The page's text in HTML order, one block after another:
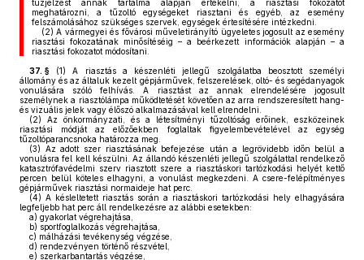
tűzjelzést annak tartalma alapján értékelni, a riasztási fokozatot
meghatározni, a tűzoltó egységeket riasztani és egyéb, az esemény
felszámolásához szükséges szervek, egységek értesítésére intézkedni.
(2) A vármegyei és fővárosi műveletirányító ügyeletes jogosult az esemény
riasztási fokozatának minősítéséig – a beérkezett információk alapján – a
riasztási fokozatot módosítani.
37. § (1)
A riasztás a készenléti jellegű szolgálatba beosztott személyi
állomány és az általuk kezelt gépjárművek, felszerelések, oltó- és segédanyagok
vonulására szóló felhívás. A riasztást az annak elrendelésére jogosult
személynek a riasztólámpa működtetését követően az arra rendszeresített hang-
és vizuális jelek vagy élőszó alkalmazásával kell elrendelni.
(2) Az önkormányzati, és a létesítményi tűzoltóság erőinek, eszközeinek
riasztási módját az előzőekben foglaltak figyelembevételével az egység
tűzoltóparancsnoka határozza meg.
(3) Az adott szer riasztásának befejezése után a legrövidebb időn belül a
vonulásra fel kell készülni. Az állandó készenléti jellegű szolgálattal rendelkező
katasztrófavédelmi szerv riasztott szere a riasztáskori tartózkodási helyét kettő
percen belül köteles elhagyni, a vonulást megkezdeni. A csere-felépítményes
gépjárművek riasztási normaideje hat perc.
(4) A késleltetett riasztás során a riasztáskori tartózkodási hely elhagyására
legfeljebb hat perc áll rendelkezésre az alábbi esetekben:
a) gyakorlat végrehajtása,
b) sportfoglalkozás végrehajtása,
c) málházási tevékenység végzése,
d) rendezvényen történő részvétel,
e) szerkarbantartás végzése,